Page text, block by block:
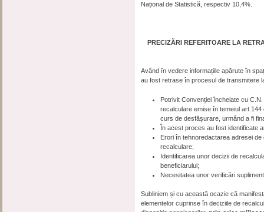
Național de Statistică, respectiv 10,4%.
PRECIZĂRI REFERITOARE LA
Având în vedere informațiile apărute în
au fost retrase în procesul de transmitere
Potrivit Convenției încheiate cu
recalculare emise în temeiul
curs de desfășurare, urmând a fi
În acest proces au fost identificate
Erori în tehnoredactarea adresei
recalculare;
Identificarea unor decizii de
beneficiarului;
Necesitatea unor verificări
Subliniem și cu această ocazie că
elementelor cuprinse în deciziile de